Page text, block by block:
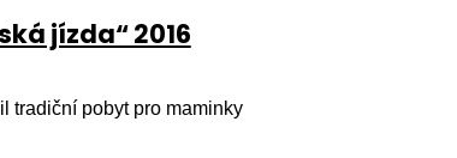
jízda“ 2016
tradiční pobyt pro maminky